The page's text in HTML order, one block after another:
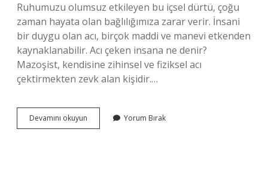
Ruhumuzu olumsuz etkileyen bu içsel dürtü, çoğu
zaman hayata olan bağlılığımıza zarar verir. İnsani
bir duygu olan acı, birçok maddi ve manevi etkenden
kaynaklanabilir. Acı çeken insana ne denir?
Mazoşist, kendisine zihinsel ve fiziksel acı
çektirmekten zevk alan kişidir.…
Devamını okuyun
Çektirme
Yorum Bırak